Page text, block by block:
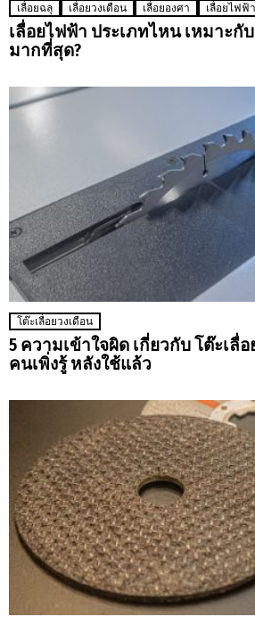
เลื่อยฉลุ เลื่อยวงเดือน เลื่อยองศา เลื่อยไฟฟ้า
เลื่อยไฟฟ้า ประเภทไหน เหมาะกั
มากที่สุด?
โต๊ะเลื่อยวงเดือน
5 ความเข้าใจผิด เกี่ยวกับ โต๊ะเลื่
คนเพิ่งรู้ หลังใช้แล้ว